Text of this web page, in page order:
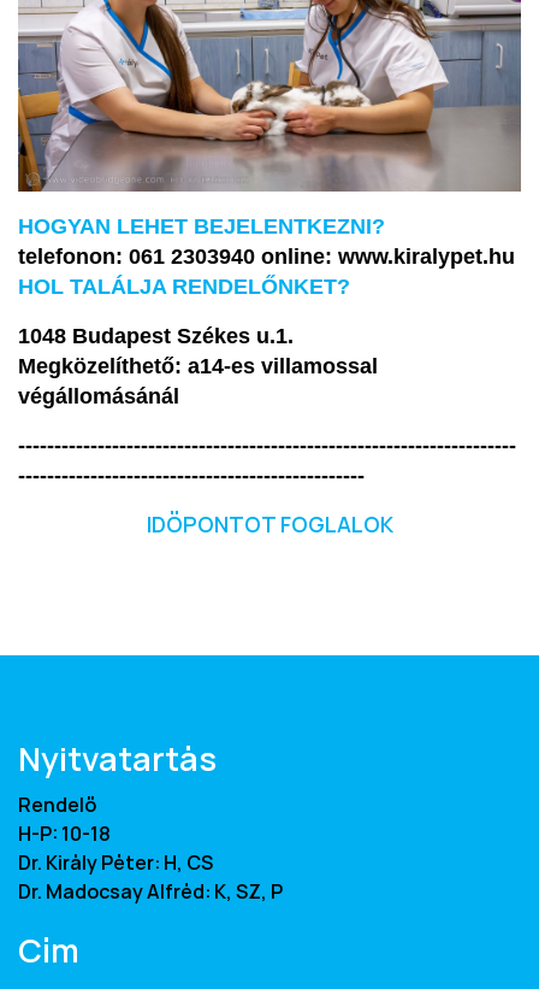
HOGYAN LEHET BEJELENTKEZNI?
telefonon: 061 2303940 online: www.kiralypet.hu
HOL TALÁLJA RENDELŐNKET?
1048 Budapest Székes u.1.
Megközelíthető: a14-es villamossal
végállomásánál
---------------------------------------------------------------------
------------------------------------------------
IDŐPONTOT FOGLALOK
Nyitvatartás
Rendelő
H-P: 10-18
Dr. Király Péter: H, CS
Dr. Madocsay Alfréd: K, SZ, P
Cím